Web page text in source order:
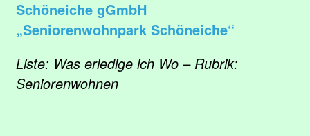
Schöneiche gGmbH
„Seniorenwohnpark Schöneiche“
Liste: Was erledige ich Wo – Rubrik:
Seniorenwohnen